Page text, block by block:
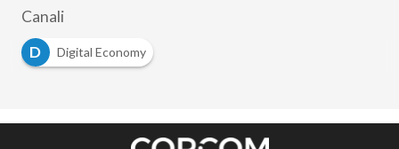
Canali
D
Digital Economy